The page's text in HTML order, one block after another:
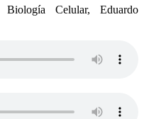
Biología Celular, Eduardo